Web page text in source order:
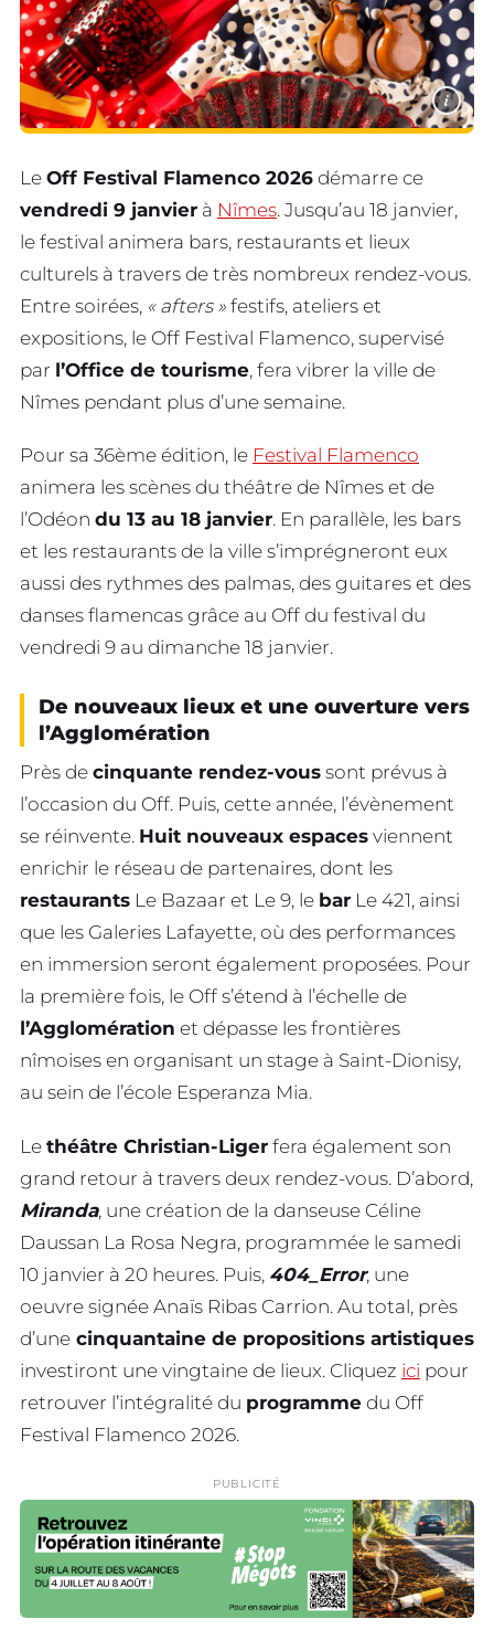
i
Le Off Festival Flamenco 2026 démarre ce
vendredi 9 janvier à Nîmes. Jusqu’au 18 janvier,
le festival animera bars, restaurants et lieux
culturels à travers de très nombreux rendez-vous.
Entre soirées, « afters » festifs, ateliers et
expositions, le Off Festival Flamenco, supervisé
par l’Office de tourisme, fera vibrer la ville de
Nîmes pendant plus d’une semaine.
Pour sa 36ème édition, le Festival Flamenco
animera les scènes du théâtre de Nîmes et de
l’Odéon du 13 au 18 janvier. En parallèle, les bars
et les restaurants de la ville s’imprégneront eux
aussi des rythmes des palmas, des guitares et des
danses flamencas grâce au Off du festival du
vendredi 9 au dimanche 18 janvier.
De nouveaux lieux et une ouverture vers
l’Agglomération
Près de cinquante rendez-vous sont prévus à
l’occasion du Off. Puis, cette année, l’évènement
se réinvente. Huit nouveaux espaces viennent
enrichir le réseau de partenaires, dont les
restaurants Le Bazaar et Le 9, le bar Le 421, ainsi
que les Galeries Lafayette, où des performances
en immersion seront également proposées. Pour
la première fois, le Off s’étend à l’échelle de
l’Agglomération et dépasse les frontières
nîmoises en organisant un stage à Saint-Dionisy,
au sein de l’école Esperanza Mia.
Le théâtre Christian-Liger fera également son
grand retour à travers deux rendez-vous. D’abord,
Miranda, une création de la danseuse Céline
Daussan La Rosa Negra, programmée le samedi
10 janvier à 20 heures. Puis, 404_Error, une
oeuvre signée Anaïs Ribas Carrion. Au total, près
d’une cinquantaine de propositions artistiques
investiront une vingtaine de lieux. Cliquez ici pour
retrouver l’intégralité du programme du Off
Festival Flamenco 2026.
PUBLICITÉ